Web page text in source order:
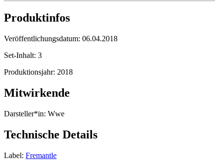
Produktinfos
Veröffentlichungsdatum: 06.04.2018
Set-Inhalt: 3
Produktionsjahr: 2018
Mitwirkende
Darsteller*in: Wwe
Technische Details
Label: Fremantle